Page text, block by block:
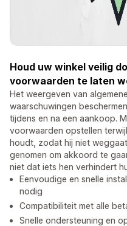
Houd uw winkel veilig
voorwaarden te laten
Het weergeven van
waarschuwingen
tijdens en na een aankoop.
voorwaarden opstellen
houdt, zodat hij niet
genomen om akkoord te
niet dat iets hen verhindert
Eenvoudige en snelle
nodig
Compatibiliteit met alle
Snelle ondersteuning en